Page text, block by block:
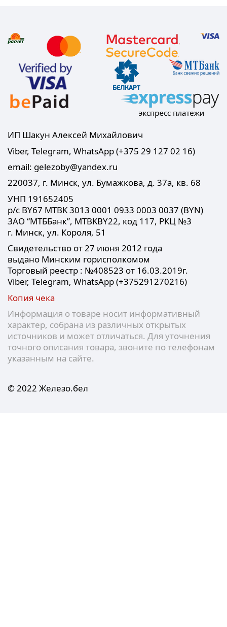
ИП Шакун Алексей Михайлович
Viber, Telegram, WhatsApp (+375 29 127 02 16)
email: gelezoby@yandex.ru
220037, г. Минск, ул. Бумажкова, д. 37а, кв. 68
УНП 191652405
р/с BY67 MTBK 3013 0001 0933 0003 0037 (BYN)
ЗАО “МТББанк”, MTBKBY22, код 117, РКЦ №3
г. Минск, ул. Короля, 51
Свидетельство от 27 июня 2012 года
выдано Минским горисполкомом
Торговый реестр : №408523 от 16.03.2019г.
Viber, Telegram, WhatsApp (+375291270216)
Копия чека
Информация о товаре носит информативный
характер, собрана из различных открытых
источников и может отличаться. Для уточнения
точного описания товара, звоните по телефонам
указанным на сайте.
© 2022 Железо.бел